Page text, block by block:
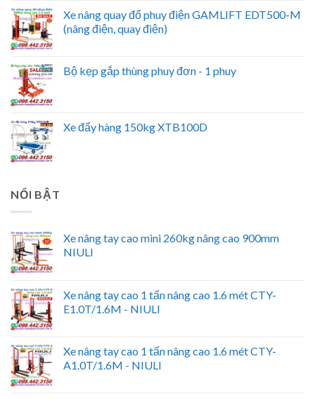
Xe nâng quay đổ phuy điện GAMLIFT EDT500-M
(nâng điện, quay điện)
Bộ kẹp gắp thùng phuy đơn - 1 phuy
Xe đẩy hàng 150kg XTB100D
NỔI BẬT
Xe nâng tay cao mini 260kg nâng cao 900mm
NIULI
Xe nâng tay cao 1 tấn nâng cao 1.6 mét CTY-
E1.0T/1.6M - NIULI
Xe nâng tay cao 1 tấn nâng cao 1.6 mét CTY-
A1.0T/1.6M - NIULI